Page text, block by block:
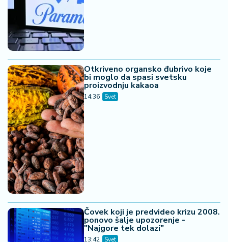
Otkriveno organsko đubrivo koje
bi moglo da spasi svetsku
proizvodnju kakaoa
14:36 Svet
Čovek koji je predvideo krizu 2008.
ponovo šalje upozorenje -
"Najgore tek dolazi"
13:42 Svet